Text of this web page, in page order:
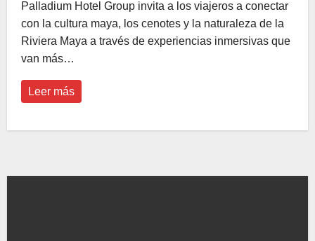
que una escapada a la playa
Palladium Hotel Group invita a los viajeros a conectar
con la cultura maya, los cenotes y la naturaleza de la
Riviera Maya a través de experiencias inmersivas que
van más…
Leer más